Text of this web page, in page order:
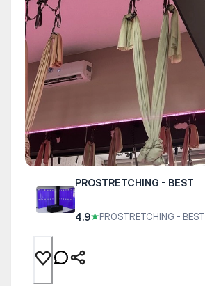
PROSTRETCHING - BEST
4.9★PROSTRETCHING - BEST